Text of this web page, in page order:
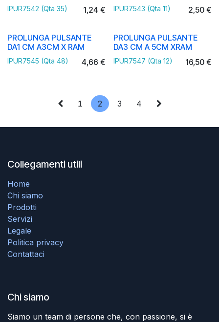
IPUR7542 (Qta 35) 1,24 € IPUR7543 (Qta 11) 2,50€
PROLUNGA PULSANTE
DA1 CM A3CM X RAM
IPUR7545 (Qta 48) 4,66 €
PROLUNGA PULSANTE
DA3 CM A 5CM XRAM
IPUR7547 (Qta 12) 16,50€
1 2 3 4
Collegamenti utili
Home
Chi siamo
Prodotti
Servizi
Legale
Politica privacy
Contattaci
Chi siamo
Siamo un team di persone che, con passione, si è